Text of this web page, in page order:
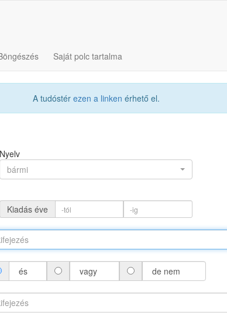
Saját polc tartalma
A tudóstér ezen a linken érhető el.
Nyelv
bármi
Kiadás éve
és vagy de nem